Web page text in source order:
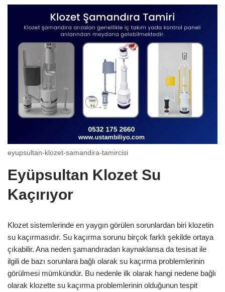
eyupsultan-klozet-samandira-tamircisi
Eyüpsultan Klozet Su
Kaçırıyor
Klozet sistemlerinde en yaygın görülen sorunlardan biri klozetin
su kaçırmasıdır. Su kaçırma sorunu birçok farklı şekilde ortaya
çıkabilir. Ana neden şamandıradan kaynaklansa da tesisat ile
ilgili de bazı sorunlara bağlı olarak su kaçırma problemlerinin
görülmesi mümkündür. Bu nedenle ilk olarak hangi nedene bağlı
olarak klozette su kaçırma problemlerinin olduğunun tespit